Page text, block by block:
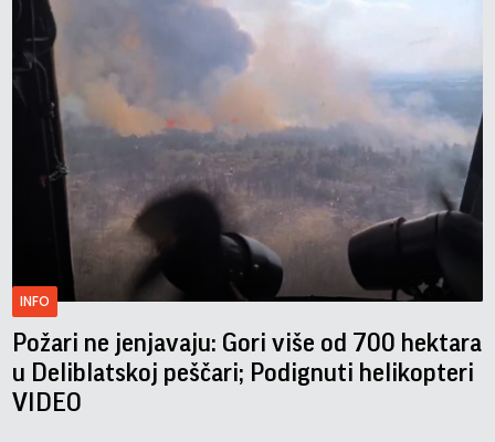
INFO
Požari ne jenjavaju: Gori više od 700 hektara
u Deliblatskoj peščari; Podignuti helikopteri
VIDEO